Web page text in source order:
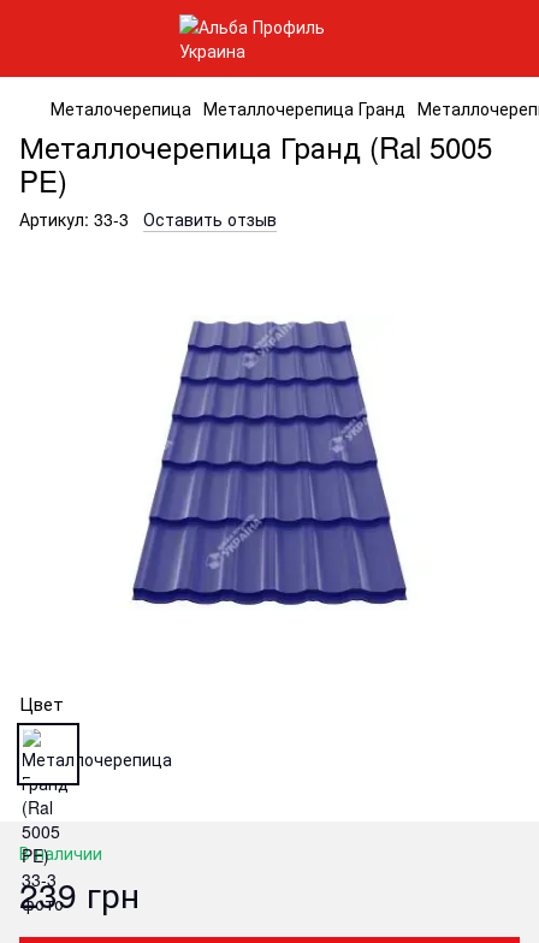
Металочерепица Металлочерепица Гранд
Металлочерепица Гранд (Ral 5005
PE)
Артикул: 33-3 Оставить отзыв
Цвет
В наличии
239 грн